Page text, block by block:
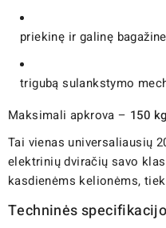
priekinę ir galinę
trigubą sulankstymo
Maksimali apkrova – 150 kg
Tai vienas universaliausių
elektrinių dviračių savo
kasdienėms kelionėms,
Techninės